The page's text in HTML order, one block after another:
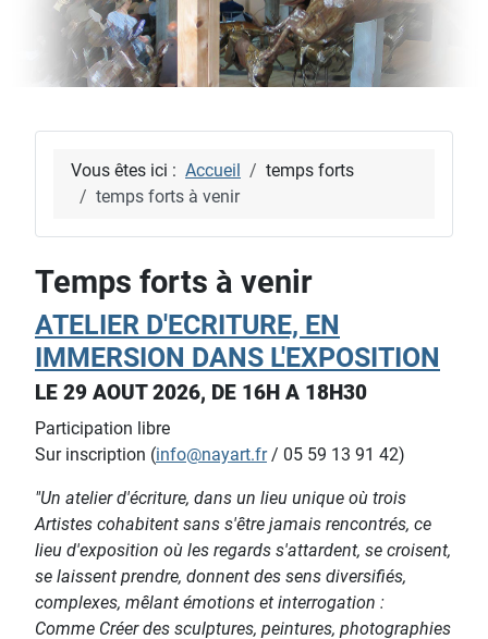
Vous êtes ici : Accueil
temps forts
temps forts à venir
Temps forts à venir
ATELIER D'ECRITURE, EN
IMMERSION DANS L'EXPOSITION
LE 29 AOUT 2026, DE 16H A 18H30
Participation libre
Sur inscription (info@nayart.fr/ 05 59 13 91 42)
"Un atelier d'écriture, dans un lieu unique où trois
Artistes cohabitent sans s'être jamais rencontrés, ce
lieu d'exposition où les regards s'attardent, se croisent,
se laissent prendre, donnent des sens diversifiés,
complexes, mêlant émotions et interrogation :
Comme Créer des sculptures, peintures, photographies